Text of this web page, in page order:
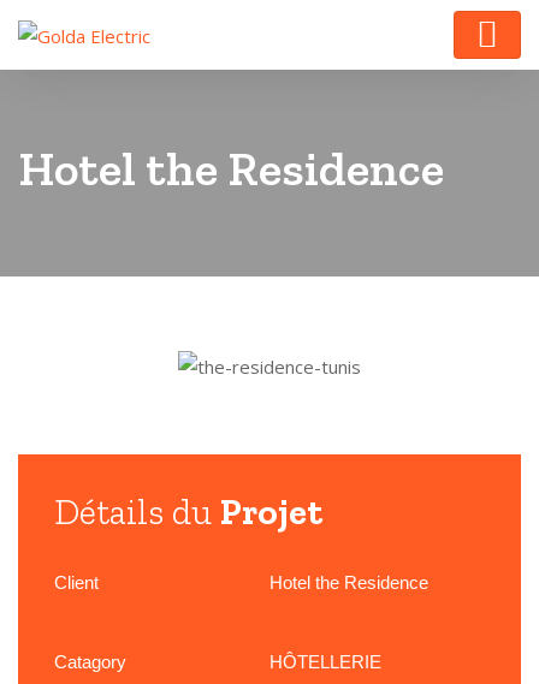
Hotel the Residence
Détails du Projet
Client Hotel the Residence
Catagory HÔTELLERIE